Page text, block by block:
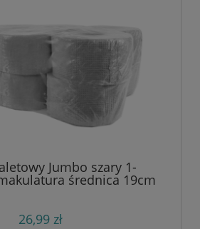
Jumbo szary 1-
średnica 19cm
26,99 zł